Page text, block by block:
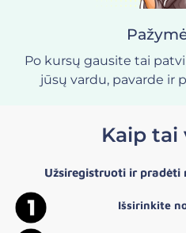
Po kursų gausite tai
jūsų vardu, pavarde ir
Kaip tai
Užsiregistruoti ir
Išsirinkite